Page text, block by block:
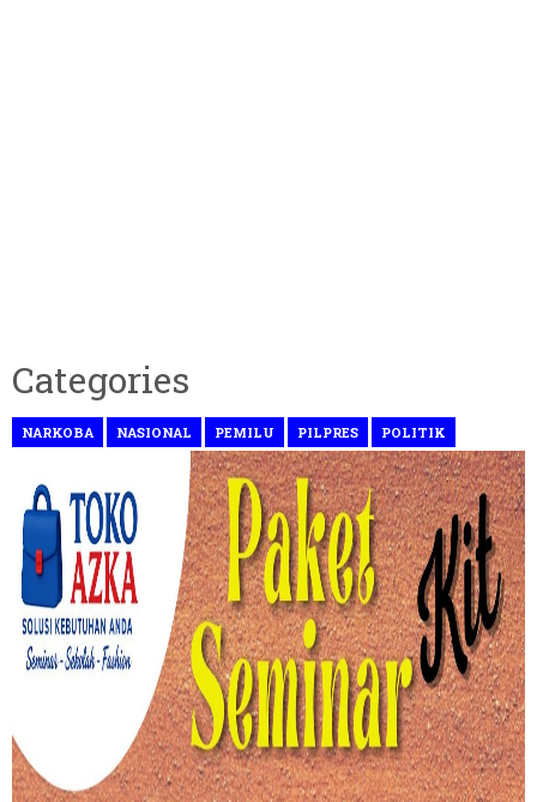
Categories
NARKOBA NASIONAL PEMILU PILPRES POLITIK